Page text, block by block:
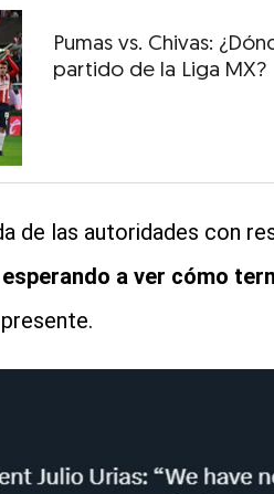
Pumas vs. Chivas:
partido de la Liga MX?
de las autoridades con
a ver cómo